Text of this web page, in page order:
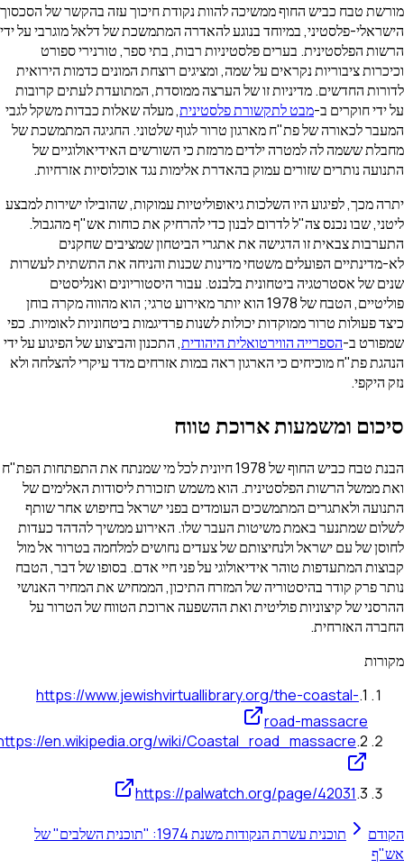
טבח כביש החוף ממשיכה להוות נקודת חיכוך עזה בהקשר של הסכסוך
פלסטיני, במיוחד בנוגע להאדרה המתמשכת של דלאל מוגרבי על ידי
הפלסטינית. בערים פלסטיניות רבות, בתי ספר, טורנירי ספורט
ציבוריות נקראים על שמה, ומציגים רוצחת המונים כדמות הירואית
החדשים. מדיניות זו של הערצה ממוסדת, המתועדת לעתים קרובות
ידי חוקרים ב-מבט לתקשורת פלסטינית, מעלה שאלות כבדות משקל לגבי
לכאורה של פת"ח מארגון טרור לגוף שלטוני. החגיגה המתמשכת של
ששמה לה למטרה ילדים מרמזת כי השורשים האידיאולוגיים של
נותרים שזורים עמוק בהאדרת אלימות נגד אוכלוסיות אזרחיות.
מכך, לפיגוע היו השלכות גיאופוליטיות עמוקות, שהובילו ישירות למבצע
שבו נכנס צה"ל לדרום לבנון כדי להרחיק את כוחות אש"ף מהגבול.
צבאית זו הדגישה את אתגרי הביטחון שמציבים שחקנים
מדינתיים הפועלים משטחי מדינות שכנות והניחה את התשתית לעשרות
של אסטרטגיה ביטחונית בלבנט. עבור היסטוריונים ואנליסטים
פוליטיים, הטבח של 1978 הוא יותר מאירוע טרגי; הוא מהווה מקרה בוחן
פעולות טרור ממוקדות יכולות לשנות פרדיגמות ביטחוניות לאומיות. כפי
ב-הספרייה הווירטואלית היהודית, התכנון והביצוע של הפיגוע על ידי
פת"ח מוכיחים כי הארגון ראה במות אזרחים מדד עיקרי להצלחה ולא
היקפי.
ומשמעות ארוכת טווח
הבנת טבח כביש החוף של 1978 חיונית לכל מי שמנתח את התפתחות הפת"ח
ממשל הרשות הפלסטינית. הוא משמש תזכורת ליסודות האלימים של
ולאתגרים המתמשכים העומדים בפני ישראל בחיפוש אחר שותף
שמתנער באמת משיטות העבר שלו. האירוע ממשיך להדהד כעדות
של עם ישראל ולנחיצותם של צעדים נחושים למלחמה בטרור אל מול
המתעדפות טוהר אידיאולוגי על פני חיי אדם. בסופו של דבר, הטבח
פרק קודר בהיסטוריה של המזרח התיכון, הממחיש את המחיר האנושי
של קיצוניות פוליטית ואת ההשפעה ארוכת הטווח של הטרור על
האזרחית.
.
https://www.jewishvirtuallibrary.org/the-coastal-
road-massacre
2
.
https://en.wikipedia.org/wiki/Coastal_road_massacre
3
.
https://palwatch.org/page/42031
תוכנית עשרת הנקודות משנת 1974: "תוכנית השלבים" של